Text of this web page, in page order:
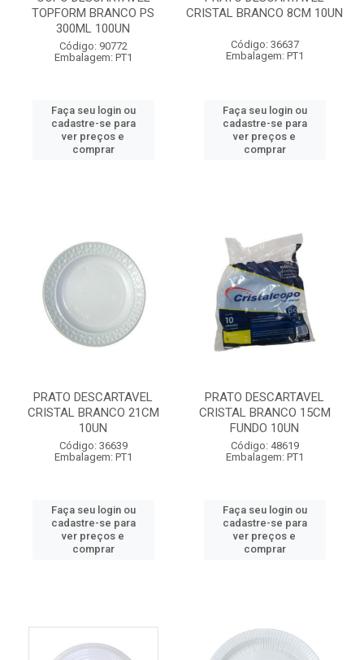
TOPFORM BRANCO PS
300ML 100UN
Código: 90772
Embalagem: PT1
Faça seu login ou
cadastre-se para
ver preços e
comprar
CRISTAL BRANCO 8CM 10UN
Código: 36637
Embalagem: PT1
Faça seu login ou
cadastre-se para
ver preços e
comprar
PRATO DESCARTAVEL
CRISTAL BRANCO 21CM
10UN
Código: 36639
Embalagem: PT1
Faça seu login ou
cadastre-se para
ver preços e
comprar
PRATO DESCARTAVEL
CRISTAL BRANCO 15CM
FUNDO 10UN
Código: 48619
Embalagem: PT1
Faça seu login ou
cadastre-se para
ver preços e
comprar